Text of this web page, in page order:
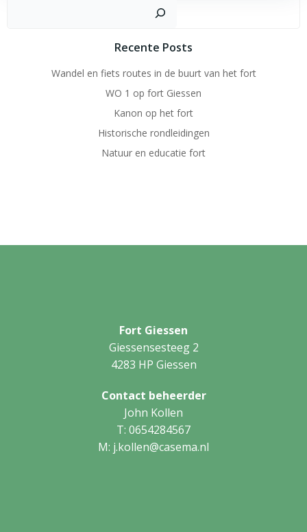
Recente Posts
Wandel en fiets routes in de buurt van het fort
WO 1 op fort Giessen
Kanon op het fort
Historische rondleidingen
Natuur en educatie fort
Fort Giessen
Giessensesteeg 2
4283 HP Giessen
Contact beheerder
John Kollen
T: 0654284567
M: j.kollen@casema.nl